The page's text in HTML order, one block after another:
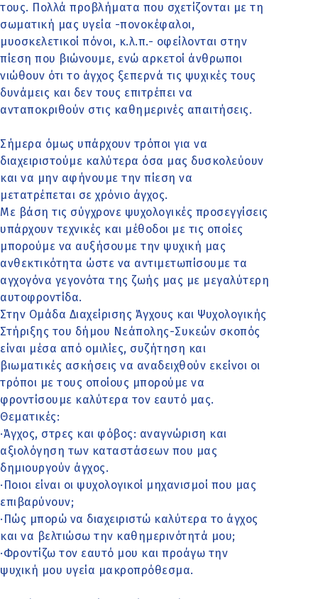
τους. Πολλά προβλήματα που σχετίζονται με τη
σωματική μας υγεία -πονοκέφαλοι,
μυοσκελετικοί πόνοι, κ.λ.π.- οφείλονται στην
πίεση που βιώνουμε, ενώ αρκετοί άνθρωποι
νιώθουν ότι το άγχος ξεπερνά τις ψυχικές τους
δυνάμεις και δεν τους επιτρέπει να
ανταποκριθούν στις καθημερινές απαιτήσεις.
Σήμερα όμως υπάρχουν τρόποι για να
διαχειριστούμε καλύτερα όσα μας δυσκολεύουν
και να μην αφήνουμε την πίεση να
μετατρέπεται σε χρόνιο άγχος.
Με βάση τις σύγχρονε ψυχολογικές προσεγγίσεις
υπάρχουν τεχνικές και μέθοδοι με τις οποίες
μπορούμε να αυξήσουμε την ψυχική μας
ανθεκτικότητα ώστε να αντιμετωπίσουμε τα
αγχογόνα γεγονότα της ζωής μας με μεγαλύτερη
αυτοφροντίδα.
Στην Ομάδα Διαχείρισης Άγχους και Ψυχολογικής
Στήριξης του δήμου Νεάπολης-Συκεών σκοπός
είναι μέσα από ομιλίες, συζήτηση και
βιωματικές ασκήσεις να αναδειχθούν εκείνοι οι
τρόποι με τους οποίους μπορούμε να
φροντίσουμε καλύτερα τον εαυτό μας.
Θεματικές:
·Άγχος, στρες και φόβος: αναγνώριση και
αξιολόγηση των καταστάσεων που μας
δημιουργούν άγχος.
·Ποιοι είναι οι ψυχολογικοί μηχανισμοί που μας
επιβαρύνουν;
·Πώς μπορώ να διαχειριστώ καλύτερα το άγχος
και να βελτιώσω την καθημερινότητά μου;
·Φροντίζω τον εαυτό μου και προάγω την
ψυχική μου υγεία μακροπρόθεσμα.